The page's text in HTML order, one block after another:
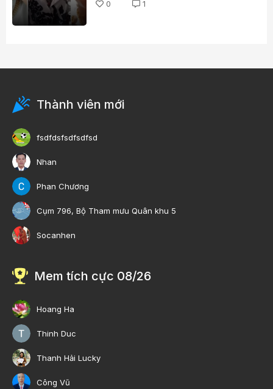
0
1
Thành viên mới
fsdfdsfsdfsdfsd
Nhan
Phan Chương
Cụm 796, Bộ Tham mưu Quân khu 5
Socanhen
Mem tích cực 08/26
Hoang Ha
Thinh Duc
Thanh Hải Lucky
Công Vũ